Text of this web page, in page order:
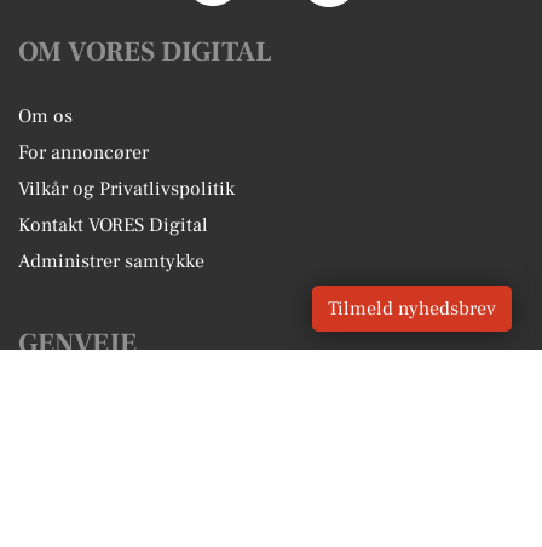
OM VORES DIGITAL
Om os
For annoncører
Vilkår og Privatlivspolitik
Kontakt VORES Digital
Administrer samtykke
GENVEJE
Tilmeld nyhedsbrev